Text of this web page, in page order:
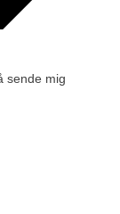
sende mig